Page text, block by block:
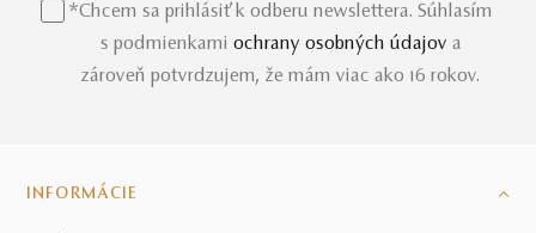
*Chcem sa prihlásiť k odberu newslettera. Súhlasím
s podmienkami ochrany osobných údajov a
zároveň potvrdzujem, že mám viac ako 16 rokov.
INFORMÁCIE